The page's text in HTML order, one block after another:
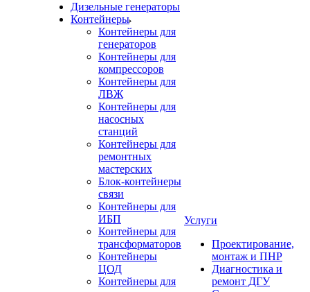
Дизельные генераторы
Контейнеры
Контейнеры для
генераторов
Контейнеры для
компрессоров
Контейнеры для
ЛВЖ
Контейнеры для
насосных
станций
Контейнеры для
ремонтных
мастерских
Блок-контейнеры
связи
Контейнеры для
ИБП
Контейнеры для
трансформаторов
Контейнеры
ЦОД
Контейнеры для
Услуги
Проектирование,
монтаж и ПНР
Диагностика и
ремонт ДГУ